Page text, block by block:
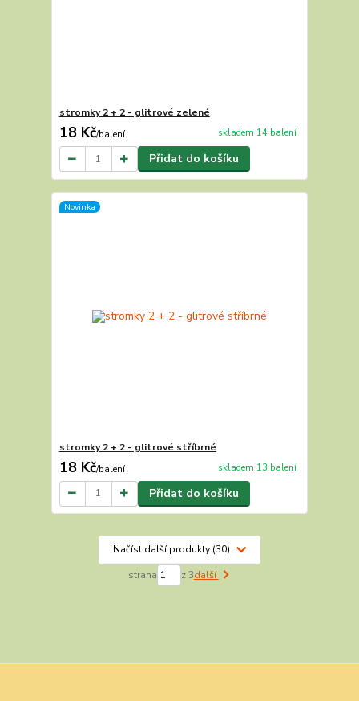
stromky 2 + 2 - glitrové zelené
18 Kč/balení skladem 14 balení
Přidat do košíku
Novinka
stromky 2 + 2 - glitrové stříbrné
18 Kč/balení skladem 13 balení
Přidat do košíku
Načíst další produkty (30)
strana z 3další